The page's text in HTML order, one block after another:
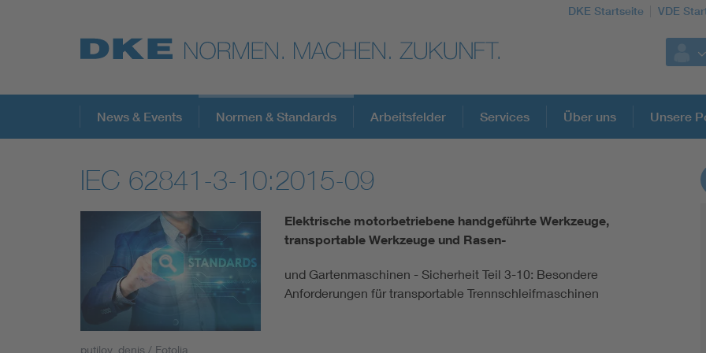
DKE Startseite VDE
Top-Themen
VDE Fokusthemen
Digital Security
Energy
DKE Fachinformationen im Kontext der
Blitzschutz: DIN EN 62305 in der Übersicht
Circular Economy für mehr Ressourceneffizienz
News & Events Normen & Standards Arbeitsfelder Services Über uns Unsere
IEC 62841-3-10:2015-09
putilov_denis / Fotolia
Elektrische motorbetriebene handgeführte Werkzeuge,
transportable Werkzeuge und Rasen-
und Gartenmaschinen - Sicherheit Teil 3-10: Besondere
Anforderungen für transportable Trennschleifmaschinen